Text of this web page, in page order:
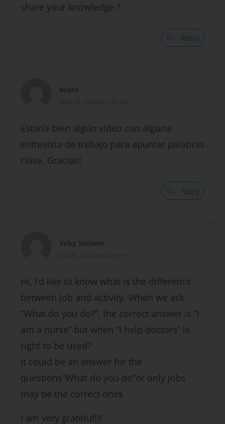
share your knowledge ?
Reply
Maite
Estaría bien algún video con alguna
entrevista de trabajo para apuntar palabras
clave. Gracias!
Reply
Yuby Soriano
Hi, I’d like to know what is the difference
between Job and activity. When we ask
“What do you do?”, the correct answer is “I
am a nurse” but when “I help doctors” is
right to be used?
It could be an answer for the
questions”What do you do”or only jobs
may be the correct ones
I am very grateful!!!